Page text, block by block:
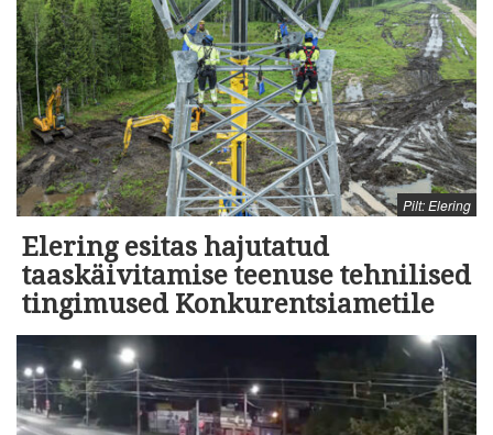
Pilt: Elering
Elering esitas hajutatud
taaskäivitamise teenuse tehnilised
tingimused Konkurentsiametile